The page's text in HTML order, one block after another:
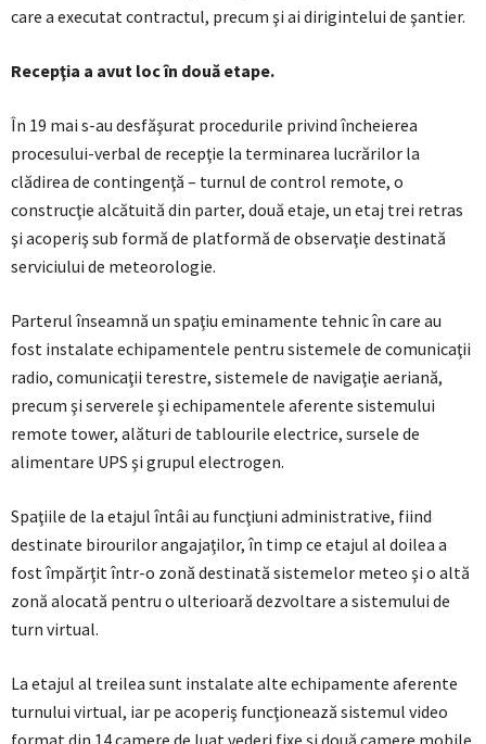
care a executat contractul, precum şi ai dirigintelui de şantier.
Recepţia a avut loc în două etape.
În 19 mai s-au desfăşurat procedurile privind încheierea
procesului-verbal de recepţie la terminarea lucrărilor la
clădirea de contingenţă – turnul de control remote, o
construcţie alcătuită din parter, două etaje, un etaj trei retras
şi acoperiş sub formă de platformă de observaţie destinată
serviciului de meteorologie.
Parterul înseamnă un spaţiu eminamente tehnic în care au
fost instalate echipamentele pentru sistemele de comunicaţii
radio, comunicaţii terestre, sistemele de navigaţie aeriană,
precum şi serverele şi echipamentele aferente sistemului
remote tower, alături de tablourile electrice, sursele de
alimentare UPS şi grupul electrogen.
Spaţiile de la etajul întâi au funcţiuni administrative, fiind
destinate birourilor angajaţilor, în timp ce etajul al doilea a
fost împărţit într-o zonă destinată sistemelor meteo şi o altă
zonă alocată pentru o ulterioară dezvoltare a sistemului de
turn virtual.
La etajul al treilea sunt instalate alte echipamente aferente
turnului virtual, iar pe acoperiş funcţionează sistemul video
format din 14 camere de luat vederi fixe şi două camere mobile